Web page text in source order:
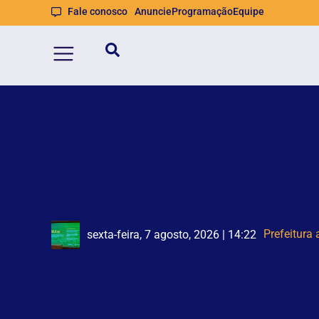
Fale conosco AnuncieProgramaçãoEquipe
sexta-feira, 7 agosto, 2026 | 14:21 Homem
Trecho da